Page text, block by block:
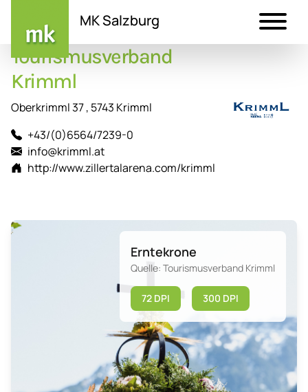
Inhalt
MK Salzburg
Tourismusverband
Krimml
Oberkrimml 37 , 5743 Krimml
+43/(0)6564/7239-0
info@krimml.at
http://www.zillertalarena.com/krimml
Erntekrone
Quelle: Tourismusverband Krimml
72 DPI 300 DPI